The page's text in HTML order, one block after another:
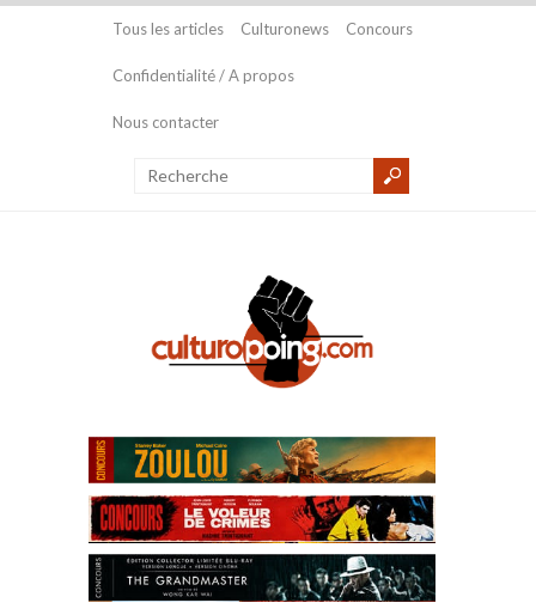
Tous les articles Culturonews Concours
Confidentialité / A propos
Nous contacter